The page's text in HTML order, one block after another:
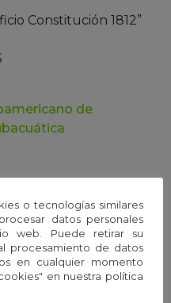
Constitución 1812”
de
o tecnologías similares
datos personales
web. Puede retirar su
procesamiento de datos
en cualquier momento
en nuestra política